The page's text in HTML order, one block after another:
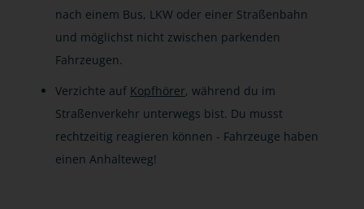
nach einem Bus, LKW oder einer Straßenbahn
und möglichst nicht zwischen parkenden
Fahrzeugen.
Verzichte auf Kopfhörer, während du im
Straßenverkehr unterwegs bist. Du musst
rechtzeitig reagieren können - Fahrzeuge haben
einen Anhalteweg!